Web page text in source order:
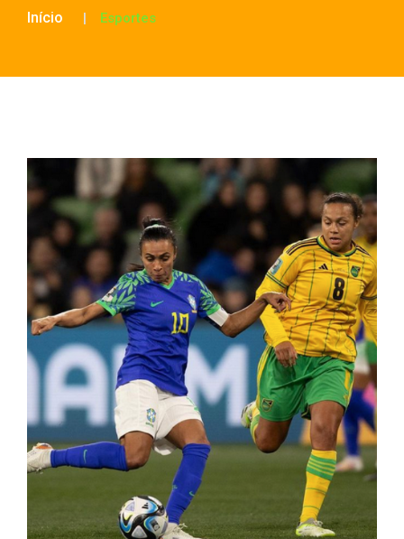
Início Esportes